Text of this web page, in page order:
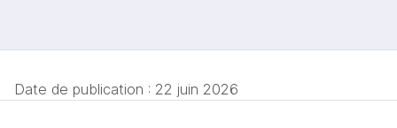
Date de publication : 22 juin 2026